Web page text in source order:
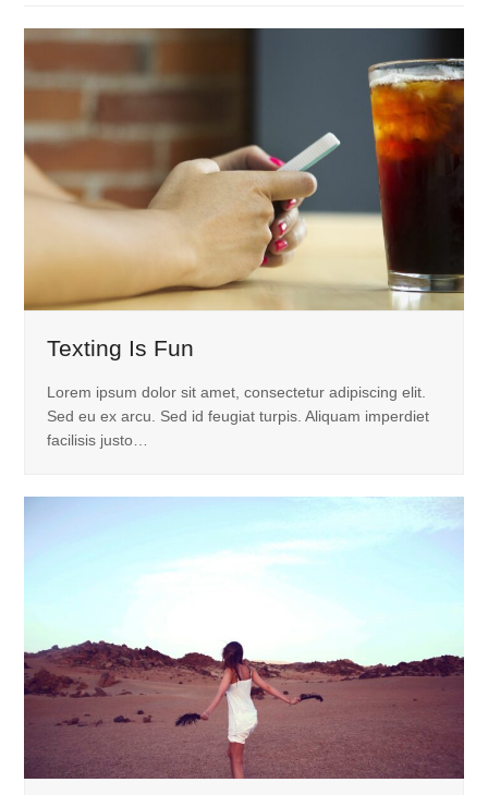
Texting Is Fun
Lorem ipsum dolor sit amet, consectetur adipiscing elit.
Sed eu ex arcu. Sed id feugiat turpis. Aliquam imperdiet
facilisis justo…